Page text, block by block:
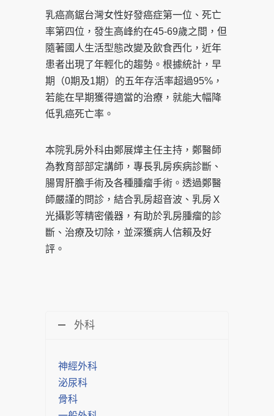
乳癌高鋸台灣女性好發癌症第一位、死亡
率第四位，發生高峰約在45-69歲之間，但
隨著國人生活型態改變及飲食西化，近年
患者出現了年輕化的趨勢。根據統計，早
期（0期及1期）的五年存活率超過95%，
若能在早期獲得適當的治療，就能大幅降
低乳癌死亡率。
本院乳房外科由鄭展燁主任主持，鄭醫師
為教育部部定講師，專長乳房疾病診斷、
腸胃肝膽手術及各種腫瘤手術。透過鄭醫
師嚴謹的問診，結合乳房超音波、乳房Ｘ
光攝影等精密儀器，有助於乳房腫瘤的診
斷、治療及切除，並深獲病人信賴及好
評。
外科
神經外科
泌尿科
骨科